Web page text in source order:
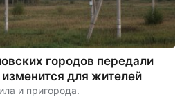
городов передали
для жителей
и пригорода.